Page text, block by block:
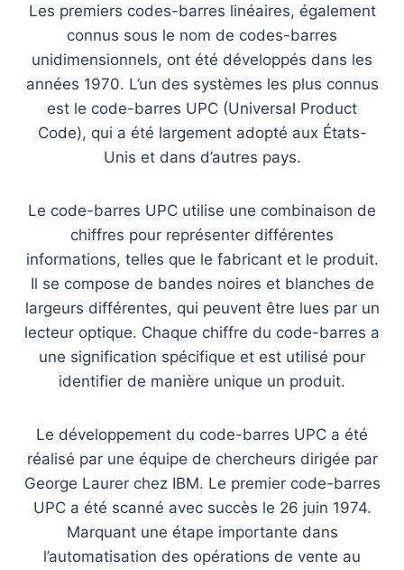
Les premiers codes-barres linéaires, également
connus sous le nom de codes-barres
unidimensionnels, ont été développés dans les
années 1970. L’un des systèmes les plus connus
est le code-barres UPC (Universal Product
Code), qui a été largement adopté aux États-
Unis et dans d’autres pays.
Le code-barres UPC utilise une combinaison de
chiffres pour représenter différentes
informations, telles que le fabricant et le produit.
Il se compose de bandes noires et blanches de
largeurs différentes, qui peuvent être lues par un
lecteur optique. Chaque chiffre du code-barres a
une signification spécifique et est utilisé pour
identifier de manière unique un produit.
Le développement du code-barres UPC a été
réalisé par une équipe de chercheurs dirigée par
George Laurer chez IBM. Le premier code-barres
UPC a été scanné avec succès le 26 juin 1974.
Marquant une étape importante dans
l’automatisation des opérations de vente au